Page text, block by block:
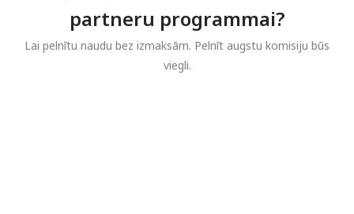
partneru programmai?
Lai pelnītu naudu bez izmaksām. Pelnīt augstu komisiju būs
viegli.